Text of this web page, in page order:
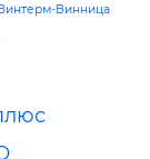
Винница